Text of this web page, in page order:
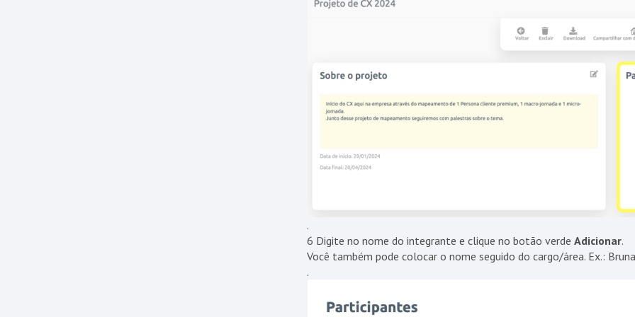
.
6 Digite no nome do integrante e clique no botão verdeAdicionar.
Você também pode colocar o nome seguido do cargo/área. Ex.:
.